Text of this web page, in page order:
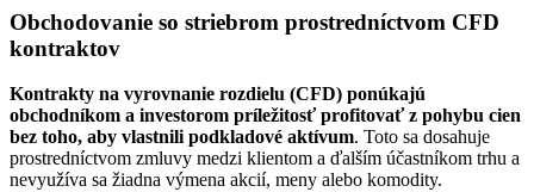
Obchodovanie so striebrom prostredníctvom CFD
kontraktov
Kontrakty na vyrovnanie rozdielu (CFD) ponúkajú
obchodníkom a investorom príležitosť profitovať z pohybu cien
bez toho, aby vlastnili podkladové aktívum. Toto sa dosahuje
prostredníctvom zmluvy medzi klientom a ďalším účastníkom trhu a
nevyužíva sa žiadna výmena akcií, meny alebo komodity.